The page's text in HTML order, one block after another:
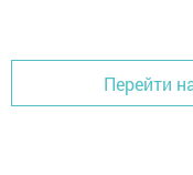
Перейти